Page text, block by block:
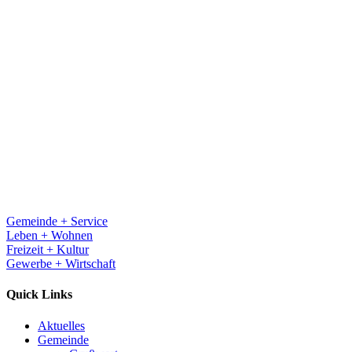
Gemeinde + Service
Leben + Wohnen
Freizeit + Kultur
Gewerbe + Wirtschaft
Quick Links
Aktuelles
Gemeinde